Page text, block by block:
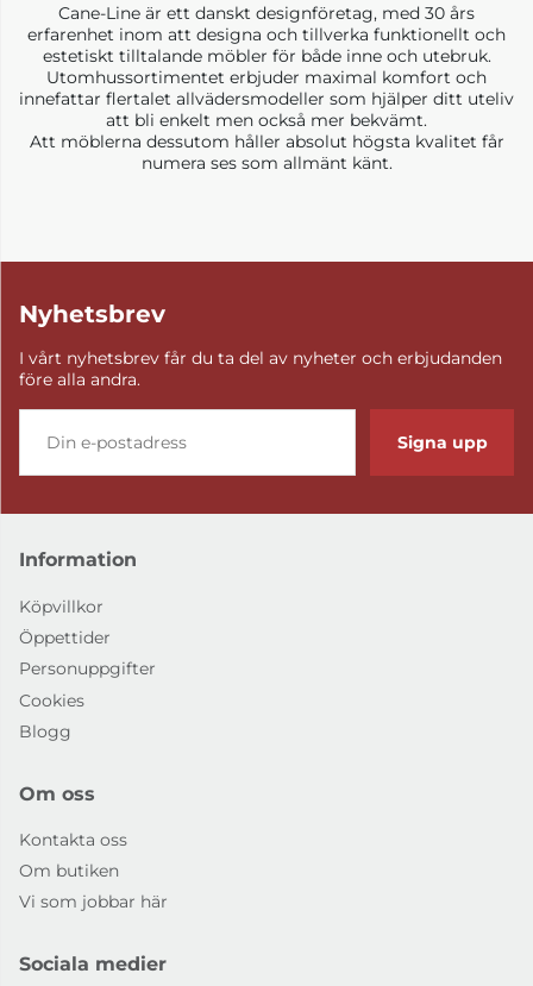
Cane-Line är ett danskt designföretag, med 30 års
erfarenhet inom att designa och tillverka funktionellt och
estetiskt tilltalande möbler för både inne och utebruk.
Utomhussortimentet erbjuder maximal komfort och
innefattar flertalet allvädersmodeller som hjälper ditt uteliv
att bli enkelt men också mer bekvämt.
Att möblerna dessutom håller absolut högsta kvalitet får
numera ses som allmänt känt.
Nyhetsbrev
I vårt nyhetsbrev får du ta del av nyheter och erbjudanden
före alla andra.
Signa upp
Information
Köpvillkor
Öppettider
Personuppgifter
Cookies
Blogg
Om oss
Kontakta oss
Om butiken
Vi som jobbar här
Sociala medier